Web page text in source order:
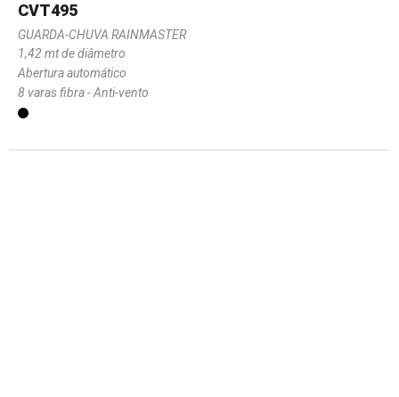
CVT495
GUARDA-CHUVA RAINMASTER
1,42 mt de diâmetro
Abertura automático
8 varas fibra - Anti-vento